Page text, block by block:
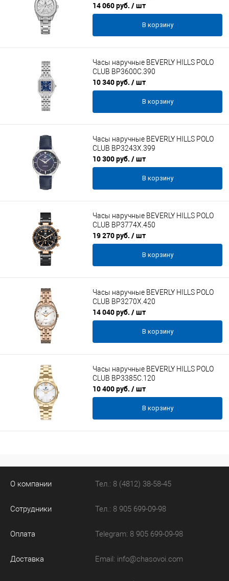
14 060 руб. / шт
В корзину
Часы наручные BEVERLY HILLS POLO
CLUB BP3600C.390
10 340 руб. / шт
В корзину
Часы наручные BEVERLY HILLS POLO
CLUB BP3243X.399
10 300 руб. / шт
В корзину
Часы наручные BEVERLY HILLS POLO
CLUB BP3774X.450
19 270 руб. / шт
В корзину
Часы наручные BEVERLY HILLS POLO
CLUB BP3270X.420
14 040 руб. / шт
В корзину
Часы наручные BEVERLY HILLS POLO
CLUB BP3385C.120
10 400 руб. / шт
В корзину
О компании
Сотрудники
Оплата
Доставка
Тел.: 8 (4812) 38-58-45
Тел.: 8 905 699-09-98
Telegram: 8 905 699-09-98
Email: info@chasovoi.com